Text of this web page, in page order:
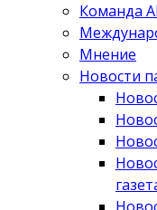
Команда
Мнение
Новости